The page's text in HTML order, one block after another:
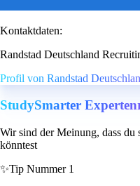
Kontaktdaten:
Randstad Deutschland
Profil von Randstad
StudySmarter
Wir sind der Meinung, dass du
könntest
✨Tip Nummer 1